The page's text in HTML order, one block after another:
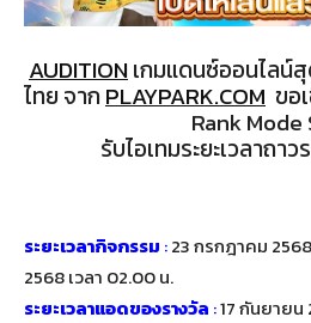
AUDITION เกมแดนซ์ออนไลน์
ไทย จาก PLAYPARK.COM ขอ
Rank Mode
รับไอเทมระยะเวลาถา
ระยะเวลากิจกรรม :23 กรกฎาคม
2568 เวลา 02.00 น.
ระยะเวลาแอดของรางวัล :17 กันยาย